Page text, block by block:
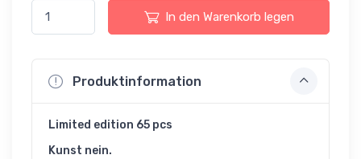
In den Warenkorb legen
Produktinformation
Limited edition 65 pcs
Kunst nein.